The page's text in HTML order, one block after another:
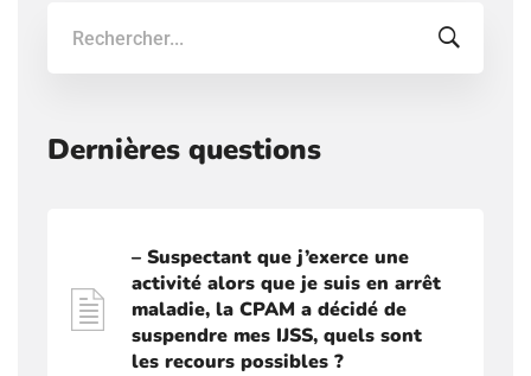
Dernières questions
– Suspectant que j’exerce une
activité alors que je suis en arrêt
maladie, la CPAM a décidé de
suspendre mes IJSS, quels sont
les recours possibles ?